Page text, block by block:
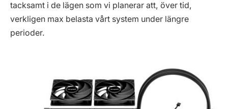
tacksamt i de lägen som vi planerar att, över tid,
verkligen max belasta vårt system under längre
perioder.